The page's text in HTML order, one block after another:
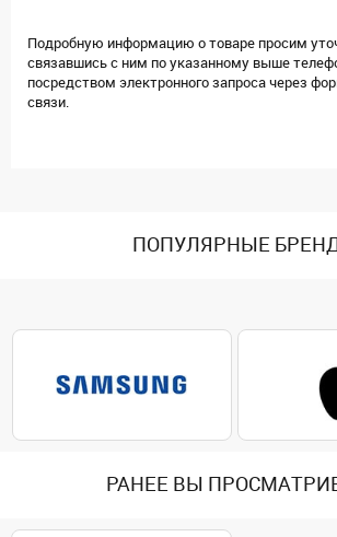
Подробную информацию о товаре просим
связавшись с ним по указанному выше
посредством электронного запроса через
связи.
ПОПУЛЯРНЫЕ
РАНЕЕ ВЫ